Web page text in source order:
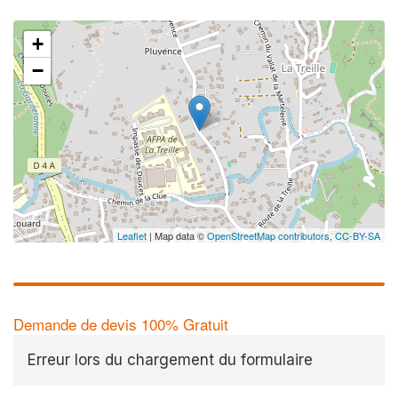
+
−
Leaflet | Map data ©OpenStreetMap contributors, CC-BY-SA
Demande de devis 100% Gratuit
Erreur lors du chargement du formulaire